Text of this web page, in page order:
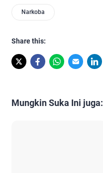
Narkoba
Share this:
Mungkin Suka Ini juga: